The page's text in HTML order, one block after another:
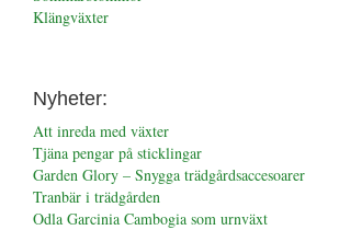
Klängväxter
Nyheter:
Att inreda med växter
Tjäna pengar på sticklingar
Garden Glory – Snygga trädgårdsaccesoarer
Tranbär i trädgården
Odla Garcinia Cambogia som urnväxt